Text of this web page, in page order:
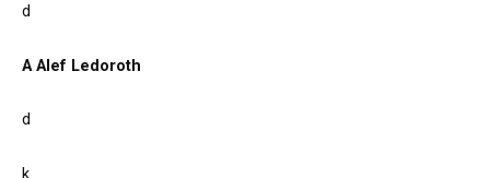
d
A Alef Ledoroth
d
k